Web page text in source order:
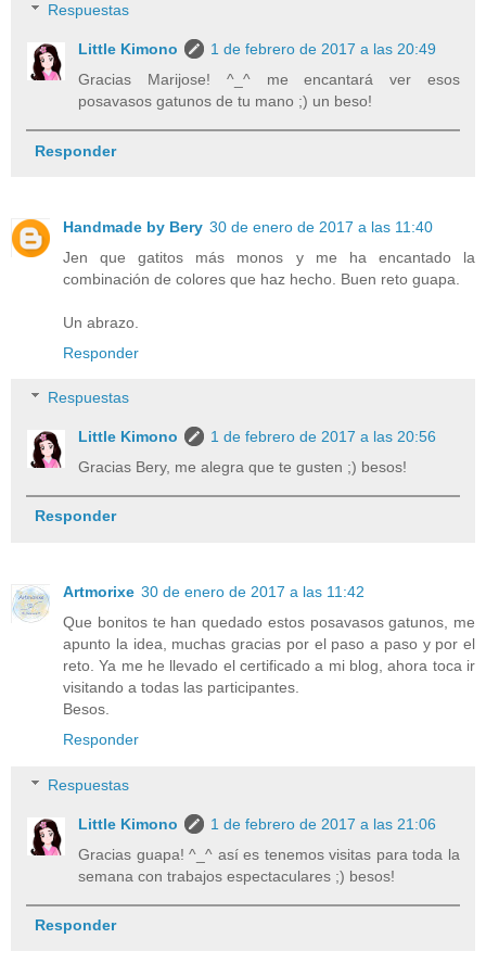
Respuestas
Little Kimono
1 de febrero de 2017 a las 20:49
Gracias Marijose! ^_^ me encantará ver esos
posavasos gatunos de tu mano ;) un beso!
Responder
Handmade by Bery 30 de enero de 2017 a las 11:40
Jen que gatitos más monos y me ha encantado la
combinación de colores que haz hecho. Buen reto guapa.
Un abrazo.
Responder
Respuestas
Little Kimono
1 de febrero de 2017 a las 20:56
Gracias Bery, me alegra que te gusten ;) besos!
Responder
Artmorixe 30 de enero de 2017 a las 11:42
Que bonitos te han quedado estos posavasos gatunos, me
apunto la idea, muchas gracias por el paso a paso y por el
reto. Ya me he llevado el certificado a mi blog, ahora toca ir
visitando a todas las participantes.
Besos.
Responder
Respuestas
Little Kimono
1 de febrero de 2017 a las 21:06
Gracias guapa! ^_^ así es tenemos visitas para toda la
semana con trabajos espectaculares ;) besos!
Responder